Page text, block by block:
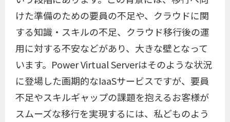
けた準備のための要員の不足や、クラウドに関
する知識・スキルの不足、クラウド移行後の運
用に対する不安などがあり、大きな壁となって
います。Power Virtual Serverはそのような状況
に登場した画期的なIaaSサービスですが、要員
不足やスキルギャップの課題を抱えるお客様が
スムーズな移行を実現するには、私どものよう